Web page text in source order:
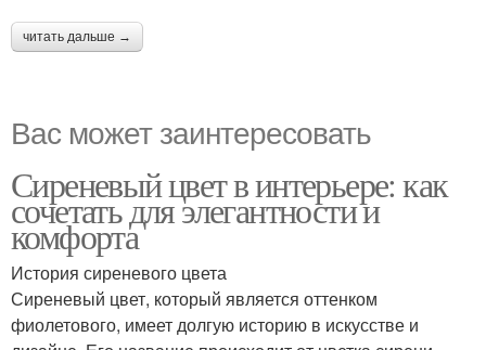
читать дальше →
Вас может заинтересовать
Сиреневый цвет в интерьере: как
сочетать для элегантности и
комфорта
История сиреневого цвета
Сиреневый цвет, который является оттенком
фиолетового, имеет долгую историю в искусстве и